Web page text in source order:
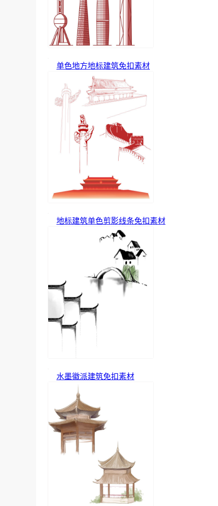
单色地方地标建筑免扣素材
地标建筑单色剪影线条免扣素材
水墨徽派建筑免扣素材